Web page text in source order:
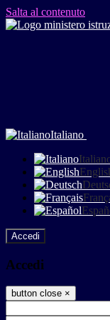
Salta al contenuto
Italiano
Accedi
Accedi
button close ×